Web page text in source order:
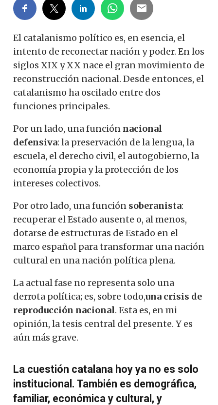
El catalanismo político es, en esencia, el
intento de reconectar nación y poder. En los
siglos XIX y XX nace el gran movimiento de
reconstrucción nacional. Desde entonces, el
catalanismo ha oscilado entre dos
funciones principales.
Por un lado, una función nacional
defensiva: la preservación de la lengua, la
escuela, el derecho civil, el autogobierno, la
economía propia y la protección de los
intereses colectivos.
Por otro lado, una función soberanista:
recuperar el Estado ausente o, al menos,
dotarse de estructuras de Estado en el
marco español para transformar una nación
cultural en una nación política plena.
La actual fase no representa solo una
derrota política; es, sobre todo,una crisis de
reproducción nacional. Esta es, en mi
opinión, la tesis central del presente. Y es
aún más grave.
La cuestión catalana hoy ya no es solo
institucional. También es demográfica,
familiar, económica y cultural, y